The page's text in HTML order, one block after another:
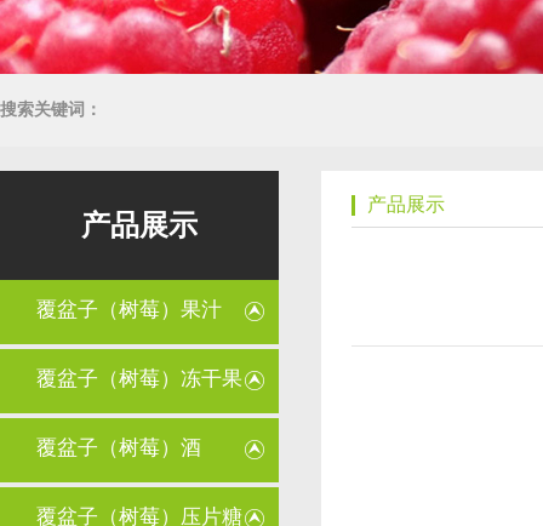
搜索关键词：
产品展示
覆盆子（树莓）果汁
覆盆子（树莓）冻干果
覆盆子（树莓）酒
覆盆子（树莓）压片糖
产品展示